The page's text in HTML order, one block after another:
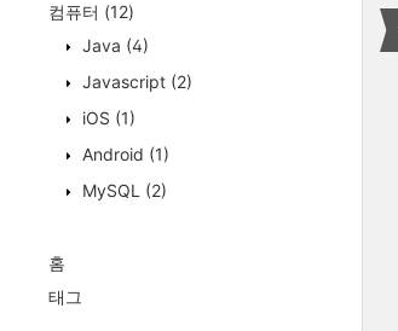
컴퓨터 (12)
Java (4)
Javascript (2)
iOS (1)
Android (1)
MySQL (2)
홈
태그